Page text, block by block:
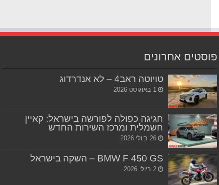
אחרונים
טויוטה ראב4 – לא אנדרדוג
1 באוגוסט 2026
חגיגה כפולה לפורשה בישראל: קאיין
חשמלית ומרכז השירות החדש
26 ביולי 2026
BMW F 450 GS – השקה בישראל
2 ביולי 2026